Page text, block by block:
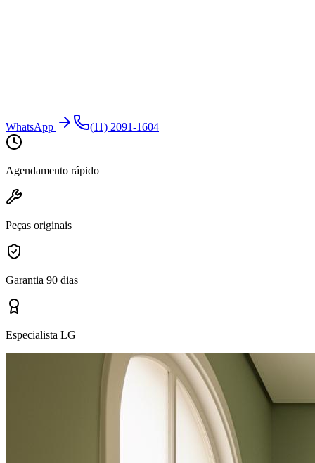
WhatsApp (11) 2091-1604
Agendamento rápido
Peças originais
Garantia 90 dias
Especialista LG